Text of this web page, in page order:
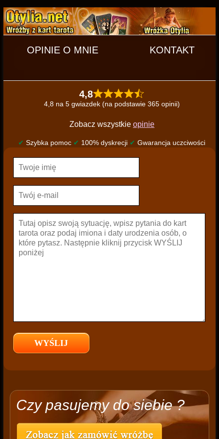
OPINIE O MNIE KONTAKT
4,8
4,8 na 5 gwiazdek (na podstawie 365 opinii)
Zobacz wszystkie opinie
✔ Szybka pomoc ✔ 100% dyskrecji ✔ Gwarancja uczciwości
Czy pasujemy do siebie ?